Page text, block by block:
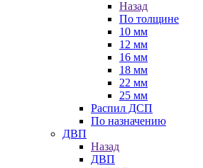
Назад
По толщине
10 мм
12 мм
16 мм
18 мм
22 мм
25 мм
Распил ДСП
По назначению
ДВП
Назад
ДВП